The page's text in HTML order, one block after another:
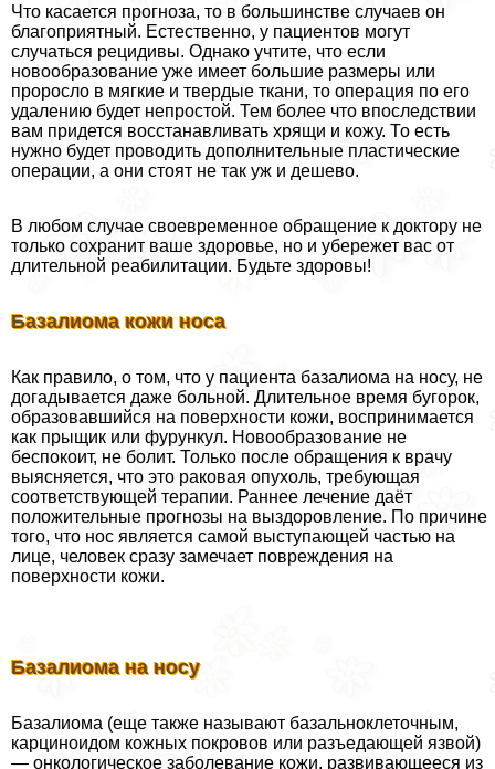
Что касается прогноза, то в большинстве случаев он
благоприятный. Естественно, у пациентов могут
случаться рецидивы. Однако учтите, что если
новообразование уже имеет большие размеры или
проросло в мягкие и твердые ткани, то операция по его
удалению будет непростой. Тем более что впоследствии
вам придется восстанавливать хрящи и кожу. То есть
нужно будет проводить дополнительные пластические
операции, а они стоят не так уж и дешево.
В любом случае своевременное обращение к доктору не
только сохранит ваше здоровье, но и убережет вас от
длительной реабилитации. Будьте здоровы!
Базалиома кожи носа
Как правило, о том, что у пациента базалиома на носу, не
догадывается даже больной. Длительное время бугорок,
образовавшийся на поверхности кожи, воспринимается
как прыщик или фурункул. Новообразование не
беспокоит, не болит. Только после обращения к врачу
выясняется, что это paковая опухоль, требующая
соответствующей терапии. Раннее лечение даёт
положительные прогнозы на выздоровление. По причине
того, что нос является самой выступающей частью на
лице, человек сразу замечает повреждения на
поверхности кожи.
Базалиома на носу
Базалиома (еще также называют базальноклеточным,
карциноидом кожных покровов или разъедающей язвой)
— oнкoлoгическое заболевание кожи, развивающееся из